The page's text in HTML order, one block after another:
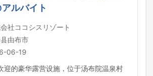
ルバイト
社ココシスリゾート
由布市
06-19
的豪华露营设施，位于汤布院温泉村